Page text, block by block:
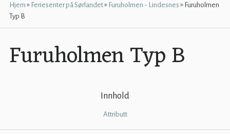
Hjem » Feriesenter på Sørlandet» Furuholmen - Lindesnes » Furuholmen
Typ B
Furuholmen Typ B
Innhold
Attributt